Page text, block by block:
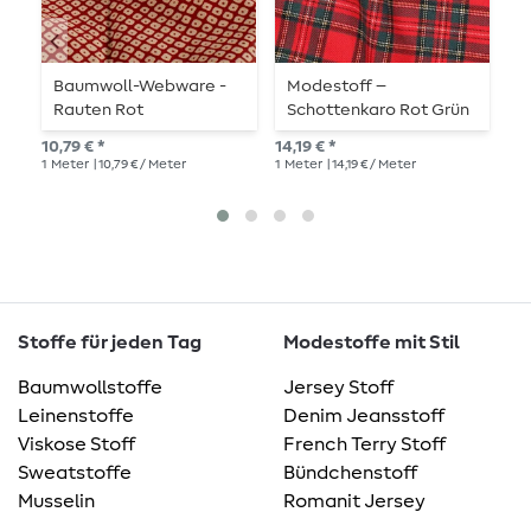
Baumwoll-Webware -
Rauten Rot
10,79 € *
1 Meter | 10,79 € / Meter
Modestoff –
Schottenkaro Rot Grün
14,19 € *
1 Meter | 14,19 € / Meter
Stoffe für jeden Tag
Baumwollstoffe
Leinenstoffe
Viskose Stoff
Sweatstoffe
Musselin
Modestoffe mit Stil
Jersey Stoff
Denim Jeansstoff
French Terry Stoff
Bündchenstoff
Romanit Jersey